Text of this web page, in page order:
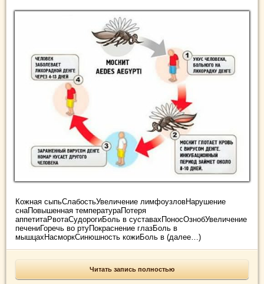
Кожная сыпьСлабостьУвеличение лимфоузловНарушение
снаПовышенная температураПотеря
аппетитаРвотаСудорогиБоль в суставахПоносОзнобУвеличение
печениГоречь во ртуПокраснение глазБоль в
мышцахНасморкСинюшность кожиБоль в (далее…)
Читать запись полностью